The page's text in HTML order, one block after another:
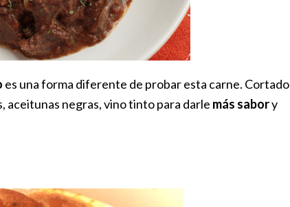
es una forma diferente de probar esta carne. Cortado
aceitunas negras, vino tinto para darle más sabory